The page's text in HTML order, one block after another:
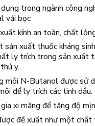
trong ngành công
vải bọc
kính an toàn, chất
sản xuất thuốc kháng
ly trích trong sản xuất
y.
môi N-Butanol được sử
để ly trích các tinh dầu.
xi măng để tăng độ mịn
đề xuất như một chất